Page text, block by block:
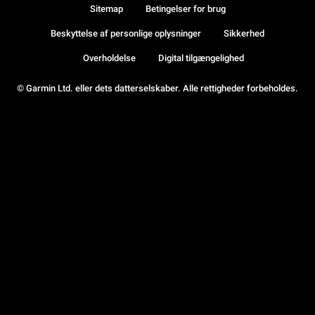
© Garmin Ltd. eller dets datterselskaber. Alle rettigheder forbeholdes.
Sitemap Betingelser for brug
Beskyttelse af personlige oplysninger Sikkerhed
Overholdelse Digital tilgængelighed